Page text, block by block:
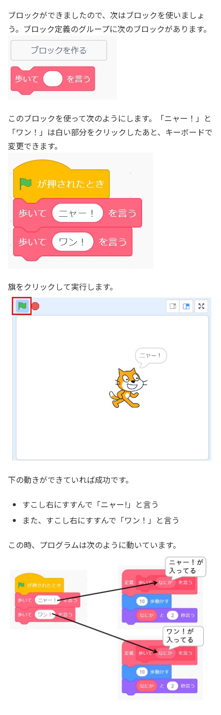
ブロックができましたので、次はブロックを使いましょ
う。ブロック定義のグループに次のブロックがあります。
このブロックを使って次のようにします。「ニャー！」と
「ワン！」は白い部分をクリックしたあと、キーボードで
変更できます。
旗をクリックして実行します。
下の動きができていれば成功です。
すこし右にすすんで「ニャー!」と言う
また、すこし右にすすんで「ワン！」と言う
この時、プログラムは次のように動いています。